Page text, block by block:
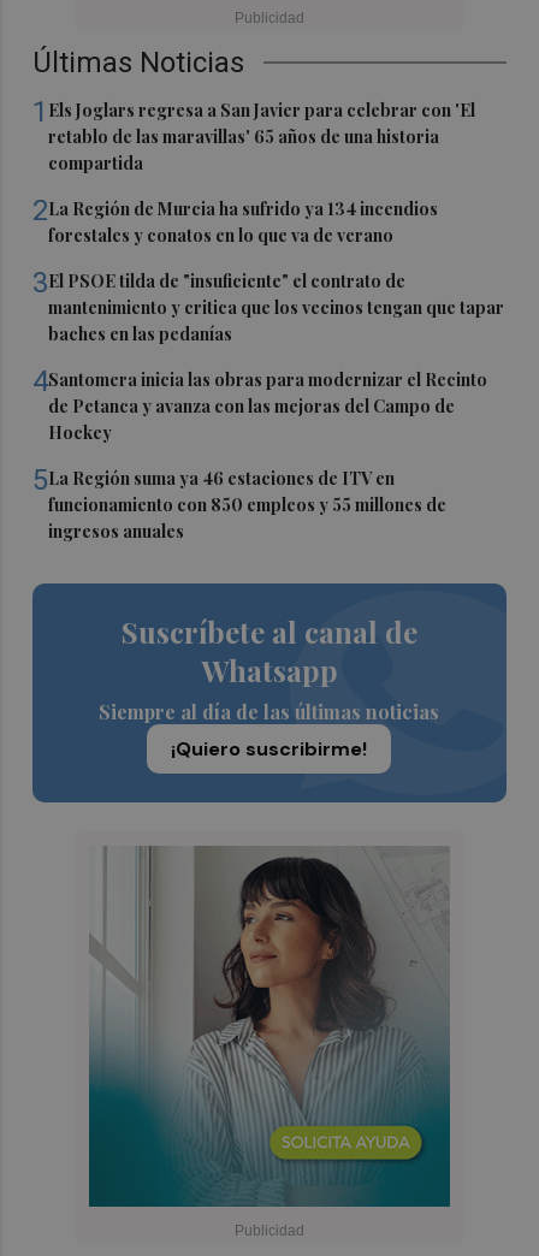
Últimas Noticias
1 Els Joglars regresa a San Javier para celebrar con 'El
retablo de las maravillas' 65 años de una historia
compartida
2La Región de Murcia ha sufrido ya 134 incendios
forestales y conatos en lo que va de verano
3El PSOE tilda de "insuficiente" el contrato de
mantenimiento y critica que los vecinos tengan que tapar
baches en las pedanías
4Santomera inicia las obras para modernizar el Recinto
de Petanca y avanza con las mejoras del Campo de
Hockey
5La Región suma ya 46 estaciones de ITV en
funcionamiento con 850 empleos y 55 millones de
ingresos anuales
Suscríbete al canal de
Whatsapp
Siempre al día de las últimas noticias
¡Quiero suscribirme!